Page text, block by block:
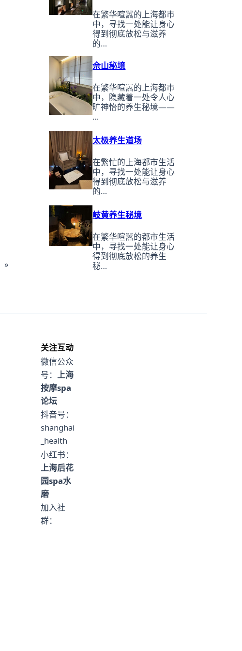
»
在繁华喧嚣的上海都市
中，寻找一处能让身心
得到彻底放松与滋养
的…
佘山秘境
在繁华喧嚣的上海都市
中，隐藏着一处令人心
旷神怡的养生秘境——
…
太极养生道场
在繁忙的上海都市生活
中，寻找一处能让身心
得到彻底放松与滋养
的…
岐黄养生秘境
在繁华喧嚣的都市生活
中，寻找一处能让身心
得到彻底放松的养生
秘…
关注互动
微信公众
号：
上海
按摩spa
论坛
抖音号：
shanghai
_health
小红书：
上海后花
园spa水
磨
加入社
群：